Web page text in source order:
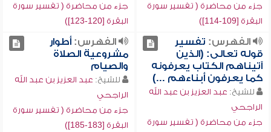
جزء من محاضرة ( تفسير سورة
البقرة [109-114])
جزء من محاضرة ( تفسير سورة
البقرة [120-123])
الفهرس: تفسير
قوله تعالى: (الذين
آتيناهم الكتاب يعرفونه
كما يعرفون أبناءهم ...)
للشيخ: عبد العزيز بن عبد الله
الراجحي
جزء من محاضرة ( تفسير سورة
الفهرس:أطوار
مشروعية الصلاة
والصيام
للشيخ: عبد العزيز بن عبد الله
الراجحي
جزء من محاضرة ( تفسير سورة
البقرة [183-185])